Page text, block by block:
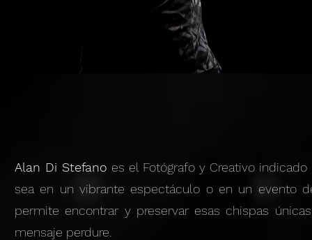
Alan Di Stefano es el Fotógrafo y Creativo
sea en un vibrante espectáculo o en un evento
permite encontrar y preservar esas chispas
mensaje perdure.